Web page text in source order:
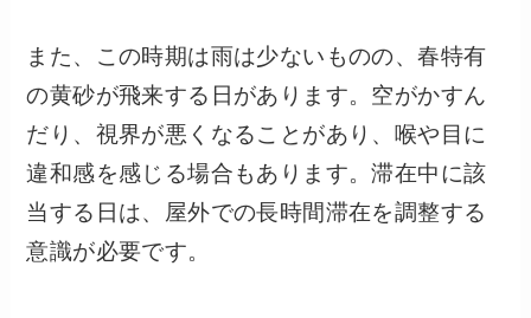
また、この時期は雨は少ないものの、春特有
の黄砂が飛来する日があります。空がかすん
だり、視界が悪くなることがあり、喉や目に
違和感を感じる場合もあります。滞在中に該
当する日は、屋外での長時間滞在を調整する
意識が必要です。